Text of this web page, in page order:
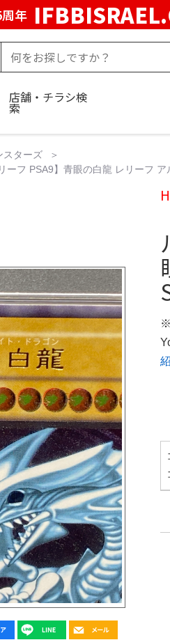
年
店舗・チラシ検
索
スターズ
フ PSA9】青眼の白龍 レリーフ ア